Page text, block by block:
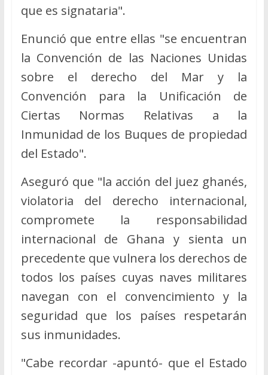
que es signataria".
Enunció que entre ellas "se encuentran
la Convención de las Naciones Unidas
sobre el derecho del Mar y la
Convención para la Unificación de
Ciertas Normas Relativas a la
Inmunidad de los Buques de propiedad
del Estado".
Aseguró que "la acción del juez ghanés,
violatoria del derecho internacional,
compromete la responsabilidad
internacional de Ghana y sienta un
precedente que vulnera los derechos de
todos los países cuyas naves militares
navegan con el convencimiento y la
seguridad que los países respetarán
sus inmunidades.
"Cabe recordar -apuntó- que el Estado